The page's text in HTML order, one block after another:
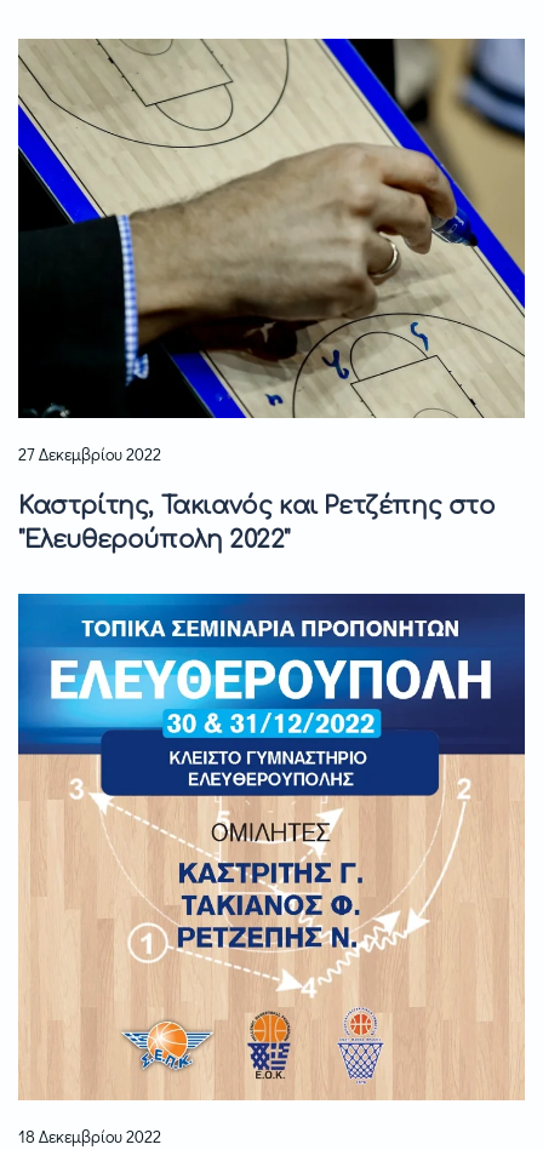
27 Δεκεμβρίου 2022
Καστρίτης, Τακιανός και Ρετζέπης στο
"Ελευθερούπολη 2022"
18 Δεκεμβρίου 2022